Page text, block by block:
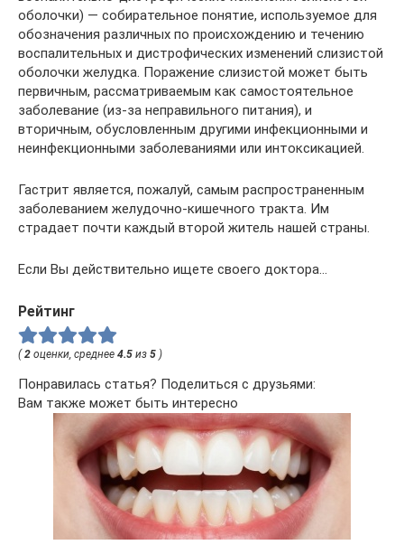
оболочки) — собирательное понятие, используемое для
обозначения различных по происхождению и течению
воспалительных и дистрофических изменений слизистой
оболочки желудка. Поражение слизистой может быть
первичным, рассматриваемым как самостоятельное
заболевание (из-за неправильного питания), и
вторичным, обусловленным другими инфекционными и
неинфекционными заболеваниями или интоксикацией.
Гастрит является, пожалуй, самым распространенным
заболеванием желудочно-кишечного тракта. Им
страдает почти каждый второй житель нашей страны.
Если Вы действительно ищете своего доктора…
Рейтинг
(2 оценки, среднее 4.5 из 5 )
Понравилась статья? Поделиться с друзьями:
Вам также может быть интересно